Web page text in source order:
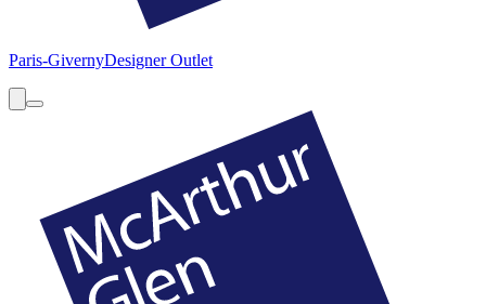
Paris-GivernyDesigner Outlet